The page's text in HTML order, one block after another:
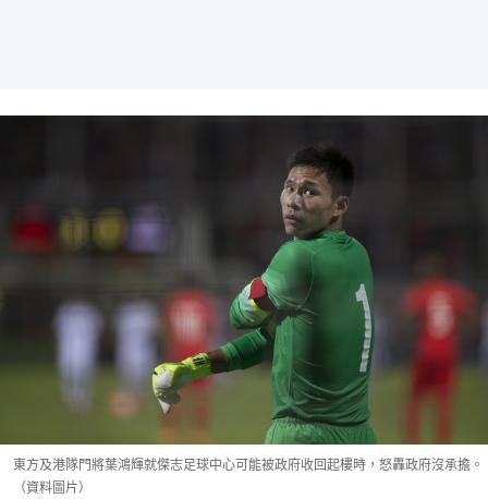
東方及港隊門將葉鴻輝就傑志足球中心可能被政府收回起樓時，怒轟政府沒承擔。
（資料圖片）